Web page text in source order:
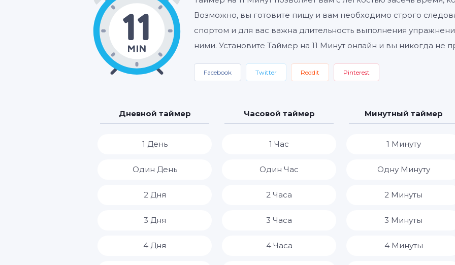
Возможно, вы готовите пищу и вам необходимо строго
спортом и для вас важна длительность выполнения
ними. Установите Таймер на 11 Минут онлайн и вы никогда не
Facebook Twitter Reddit Pinterest
Дневной таймер
1 День
Один День
2 Дня
3 Дня
4 Дня
Часовой таймер
1 Час
Один Час
2 Часа
3 Часа
4 Часа
Минутный таймер
1 Минуту
Одну Минуту
2 Минуты
3 Минуты
4 Минуты